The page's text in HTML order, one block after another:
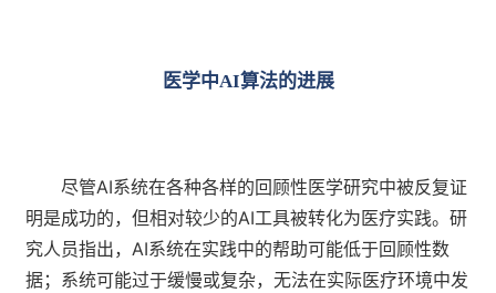
医学中AI算法的进展
尽管AI系统在各种各样的回顾性医学研究中被反复证
明是成功的，但相对较少的AI工具被转化为医疗实践。研
究人员指出，AI系统在实践中的帮助可能低于回顾性数
据；系统可能过于缓慢或复杂，无法在实际医疗环境中发